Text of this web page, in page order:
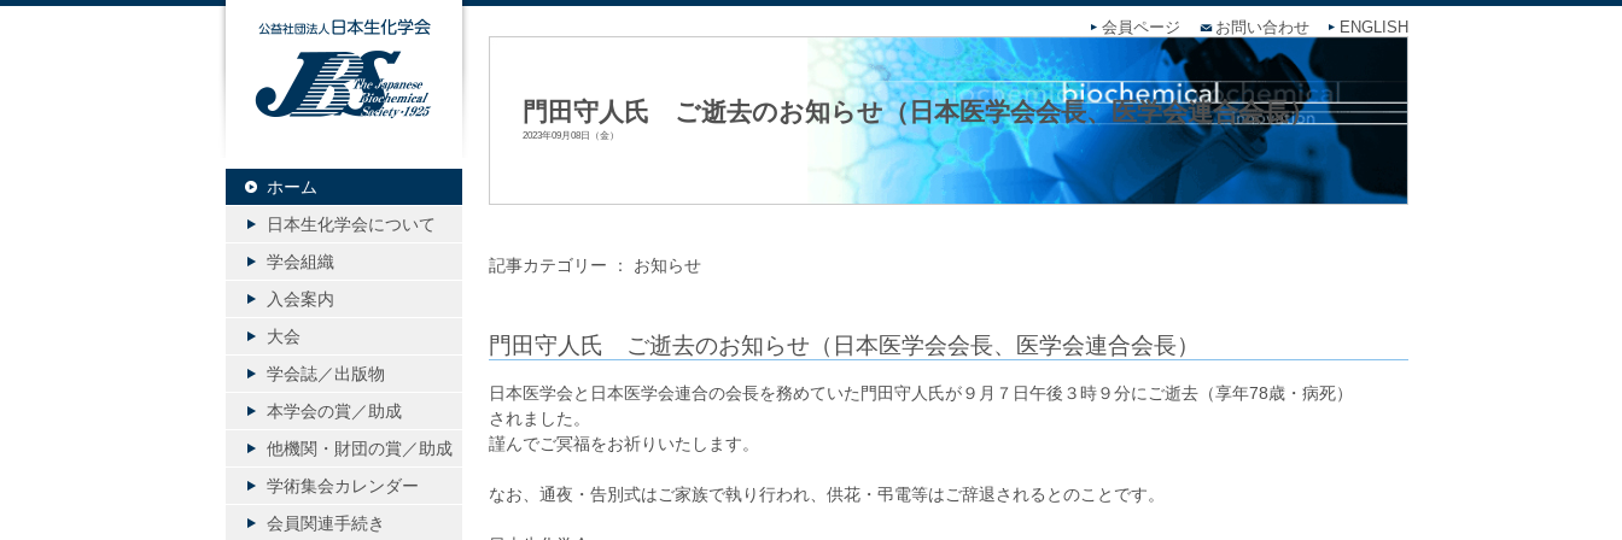
会員ページ お問い合わせ ENGLISH
門田守人氏 ご逝去のお知らせ（日本医学会会長、医学会連合会長）
2023年09月08日（金）
記事カテゴリー ： お知らせ
門田守人氏 ご逝去のお知らせ（日本医学会会長、医学会連合会長）
日本医学会と日本医学会連合の会長を務めていた門田守人氏が９月７日午後３時９分にご逝去（享年78歳・病死）
されました。
謹んでご冥福をお祈りいたします。
なお、通夜・告別式はご家族で執り行われ、供花・弔電等はご辞退されるとのことです。
公益社団法人日本生化学会
ホーム
日本生化学会について
学会組織
入会案内
大会
学会誌／出版物
本学会の賞／助成
他機関・財団の賞／助成
学術集会カレンダー
会員関連手続き